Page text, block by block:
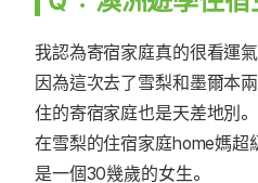
我認為寄宿家庭真的很看運氣
因為這次去了雪梨和墨爾本兩
住的寄宿家庭也是天差地別。
在雪梨的住宿家庭home媽超
是一個30幾歲的女生。